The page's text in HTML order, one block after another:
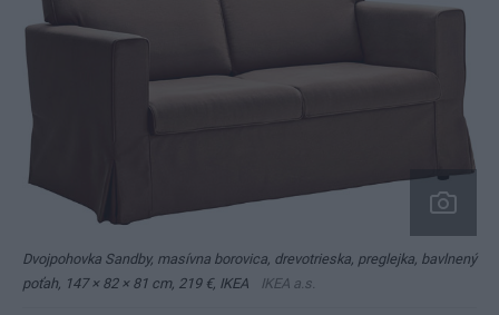
Dvojpohovka Sandby, masívna borovica, drevotrieska, preglejka, bavlnený
poťah, 147 × 82 × 81 cm, 219 €, IKEA
IKEA a.s.